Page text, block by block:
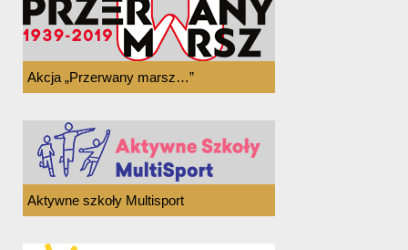
Akcja „Przerwany marsz…”
Aktywne szkoły Multisport